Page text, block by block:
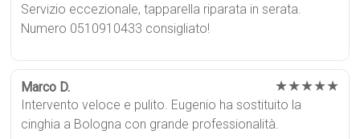
Servizio eccezionale, tapparella riparata in serata.
Numero 0510910433 consigliato!
Marco D. ★★★★★
Intervento veloce e pulito. Eugenio ha sostituito la
cinghia a Bologna con grande professionalità.